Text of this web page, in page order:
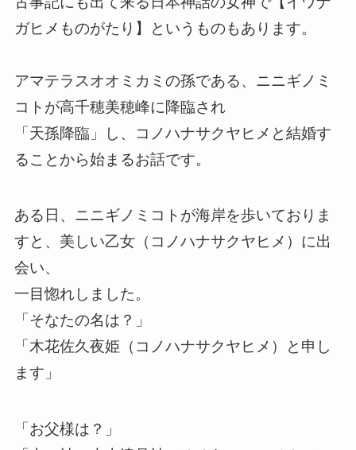
ガヒメものがたり】というものもあります。
アマテラスオオミカミの孫である、ニニギノミ
コトが高千穂美穂峰に降臨され
「天孫降臨」し、コノハナサクヤヒメと結婚す
ることから始まるお話です。
ある日、ニニギノミコトが海岸を歩いておりま
すと、美しい乙女（コノハナサクヤヒメ）に出
会い、
一目惚れしました。
「そなたの名は？」
「木花佐久夜姫（コノハナサクヤヒメ）と申し
ます」
「お父様は？」